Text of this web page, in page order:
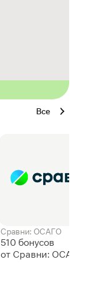
Все
Сравни: ОСАГО
510 бонусов